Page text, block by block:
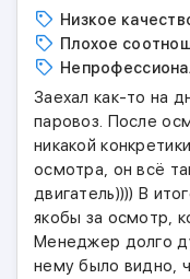
Низкое
Плохое
Заехал как-то на
паровоз. После
никакой
осмотра, он всё
двигатель)))) В
якобы за осмотр,
Менеджер долго
нему было видно,